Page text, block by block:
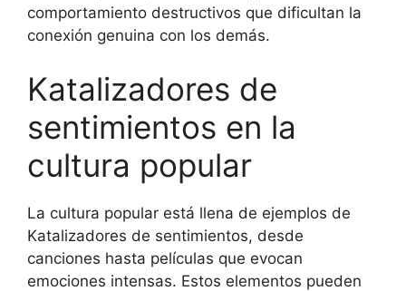
comportamiento destructivos que dificultan la
conexión genuina con los demás.
Katalizadores de
sentimientos en la
cultura popular
La cultura popular está llena de ejemplos de
Katalizadores de sentimientos, desde
canciones hasta películas que evocan
emociones intensas. Estos elementos pueden